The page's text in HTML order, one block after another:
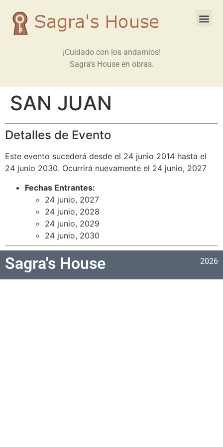
¡Cuidado con los andamios!
Sagra’s House en obras.
SAN JUAN
Detalles de Evento
Este evento sucederá desde el 24 junio 2014 hasta el
24 junio 2030. Ocurrirá nuevamente el 24 junio, 2027
Fechas Entrantes:
24 junio, 2027
24 junio, 2028
24 junio, 2029
24 junio, 2030
Sagra's House 2026